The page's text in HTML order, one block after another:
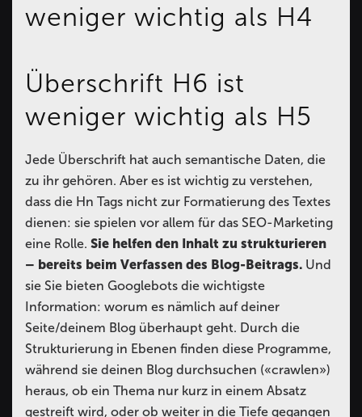
weniger wichtig als H4
Überschrift H6 ist
weniger wichtig als H5
Jede Überschrift hat auch semantische Daten, die
zu ihr gehören. Aber es ist wichtig zu verstehen,
dass die Hn Tags nicht zur Formatierung des Textes
dienen: sie spielen vor allem für das SEO-Marketing
eine Rolle. Sie helfen den Inhalt zu strukturieren
– bereits beim Verfassen des Blog-Beitrags. Und
sie Sie bieten Googlebots die wichtigste
Information: worum es nämlich auf deiner
Seite/deinem Blog überhaupt geht. Durch die
Strukturierung in Ebenen finden diese Programme,
während sie deinen Blog durchsuchen («crawlen»)
heraus, ob ein Thema nur kurz in einem Absatz
gestreift wird, oder ob weiter in die Tiefe gegangen